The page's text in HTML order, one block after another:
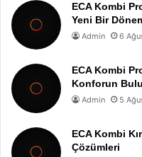
ECA Kombi
Yeni Bir
Admin 6
ECA Kombi
Konforun
Admin 5
ECA Kombi
Çözümleri